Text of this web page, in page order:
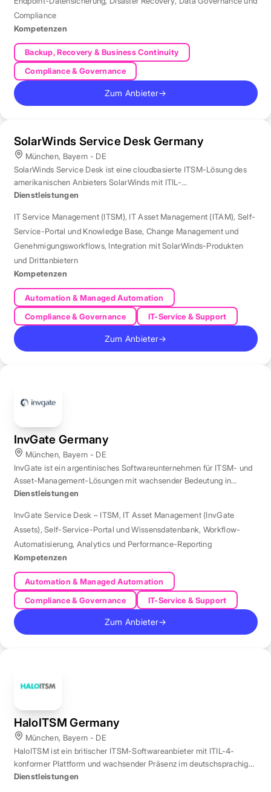
Compliance
Kompetenzen
Backup, Recovery & Business Continuity
Compliance & Governance
Zum Anbieter→
SolarWinds Service Desk Germany
München, Bayern - DE
SolarWinds Service Desk ist eine cloudbasierte ITSM-Lösung des
amerikanischen Anbieters SolarWinds mit ITIL-
Prozessunterstützung.
Dienstleistungen
IT Service Management (ITSM), IT Asset Management (ITAM), Self-
Service-Portal und Knowledge Base, Change Management und
Genehmigungsworkflows, Integration mit SolarWinds-Produkten
und Drittanbietern
Kompetenzen
Automation & Managed Automation
Compliance & Governance
IT-Service & Support
Zum Anbieter→
InvGate Germany
München, Bayern - DE
InvGate ist ein argentinisches Softwareunternehmen für ITSM- und
Asset-Management-Lösungen mit wachsender Bedeutung in
Europa.
Dienstleistungen
InvGate Service Desk – ITSM, IT Asset Management (InvGate
Assets),Self-Service-Portal und Wissensdatenbank, Workflow-
Automatisierung, Analytics und Performance-Reporting
Kompetenzen
Automation & Managed Automation
Compliance & Governance
IT-Service & Support
Zum Anbieter→
HaloITSM Germany
München, Bayern - DE
HaloITSM ist ein britischer ITSM-Softwareanbieter mit ITIL-4-
konformer Plattform und wachsender Präsenz im deutschsprachigen
Markt.
Dienstleistungen